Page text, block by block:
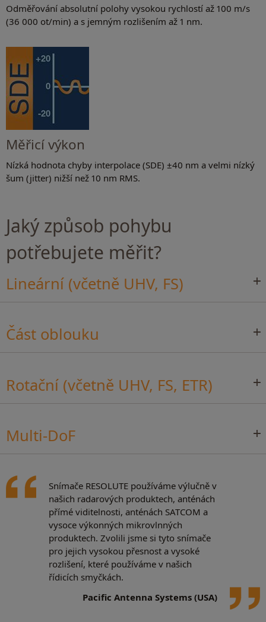
Odměřování absolutní polohy vysokou rychlostí až 100 m/s
(36 000 ot/min) a s jemným rozlišením až 1 nm.
Měřicí výkon
Nízká hodnota chyby interpolace (SDE) ±40 nm a velmi nízký
šum (jitter) nižší než 10 nm RMS.
Jaký způsob pohybu
potřebujete měřit?
Lineární (včetně UHV, FS)
Část oblouku
Rotační (včetně UHV, FS, ETR)
Multi-DoF
Snímače RESOLUTE používáme výlučně v
našich radarových produktech, anténách
přímé viditelnosti, anténách SATCOM a
vysoce výkonných mikrovlnných
produktech. Zvolili jsme si tyto snímače
pro jejich vysokou přesnost a vysoké
rozlišení, které používáme v našich
řídicích smyčkách.
Pacific Antenna Systems (USA)